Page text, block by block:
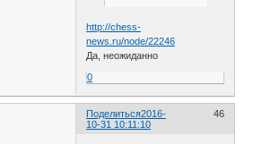
http://chess-
news.ru/node/22246
Да, неожиданно
0
Поделиться 46
2016-
10-31 10:11:10